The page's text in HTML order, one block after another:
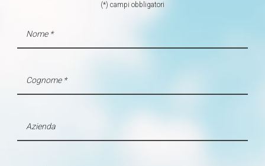
(*) campi obbligatori